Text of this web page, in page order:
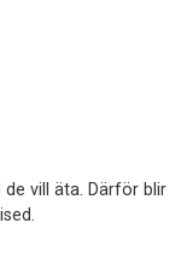
vill äta. Därför blir